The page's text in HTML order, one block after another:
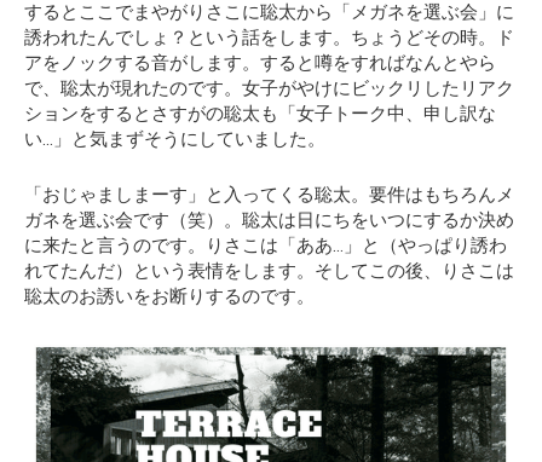
するとここでまやがりさこに聡太から「メガネを選ぶ会」に
誘われたんでしょ？という話をします。ちょうどその時。ド
アをノックする音がします。すると噂をすればなんとやら
で、聡太が現れたのです。女子がやけにビックリしたリアク
ションをするとさすがの聡太も「女子トーク中、申し訳な
い…」と気まずそうにしていました。
「おじゃましまーす」と入ってくる聡太。要件はもちろんメ
ガネを選ぶ会です（笑）。聡太は日にちをいつにするか決め
に来たと言うのです。りさこは「ああ…」と（やっぱり誘わ
れてたんだ）という表情をします。そしてこの後、りさこは
聡太のお誘いをお断りするのです。